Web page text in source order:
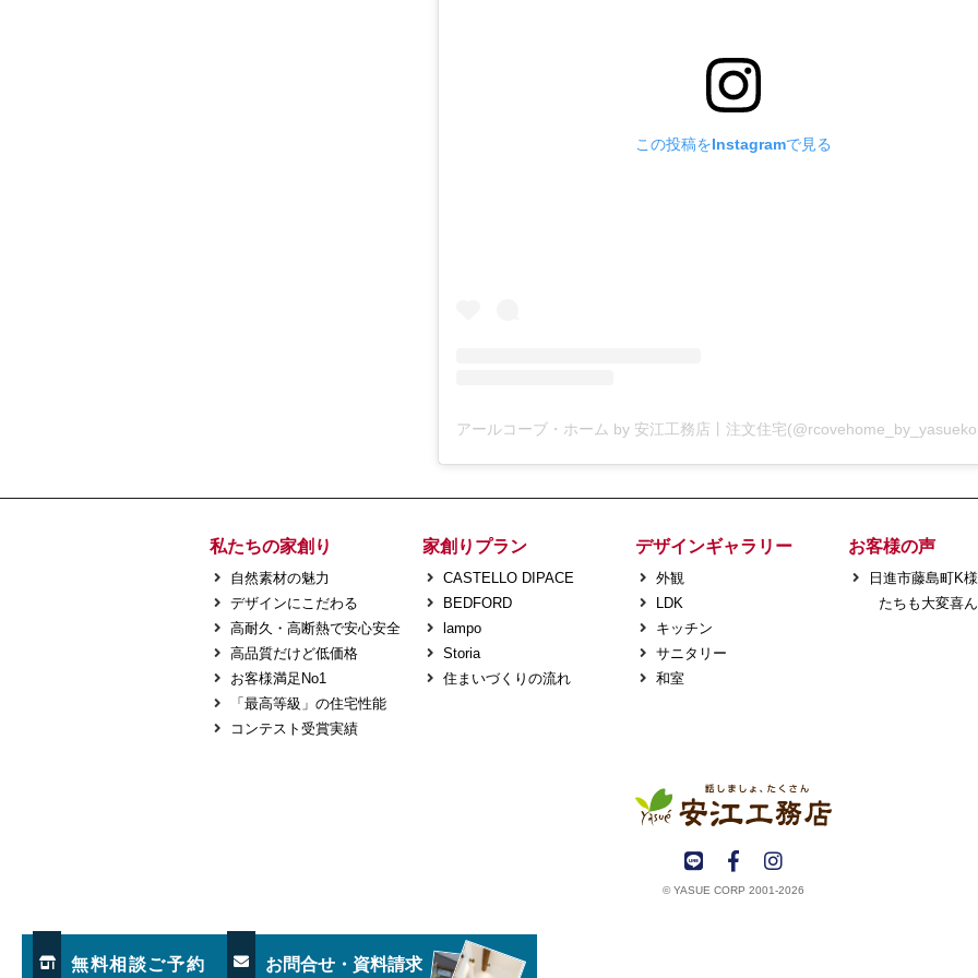
無料相談ご予約 お問合せ・資料請求
この投稿をInstagramで見る
私たちの家創り
自然素材の魅力
デザインにこだわる
高耐久・高断熱で安心安全
高品質だけど低価格
お客様満足No1
「最高等級」の住宅性能
コンテスト受賞実績
家創りプラン
CASTELLO DIPACE
BEDFORD
lampo
Storia
住まいづくりの流れ
デザインギャラリー
外観
LDK
キッチン
サニタリー
和室
お客様の声
日進市藤島町K
たちも大変喜
© YASUE CORP 2001-2026